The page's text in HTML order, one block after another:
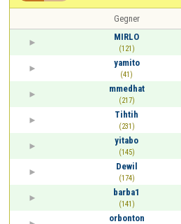
Gegner
MIRLO
(121)
yamito
(41)
mmedhat
(217)
Tihtih
(231)
yitabo
(145)
Dewil
(174)
barba1
(141)
orbonton